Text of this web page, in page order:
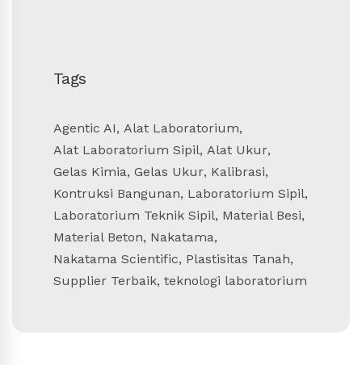
Tags
Agentic AI, Alat Laboratorium,
Alat Laboratorium Sipil, Alat Ukur,
Gelas Kimia, Gelas Ukur, Kalibrasi,
Kontruksi Bangunan, Laboratorium Sipil,
Laboratorium Teknik Sipil, Material Besi,
Material Beton, Nakatama,
Nakatama Scientific, Plastisitas Tanah,
Supplier Terbaik, teknologi laboratorium